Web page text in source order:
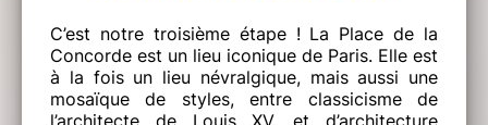
C’est notre troisième étape ! La Place de la
Concorde est un lieu iconique de Paris. Elle est
à la fois un lieu névralgique, mais aussi une
mosaïque de styles, entre classicisme de
l’architecte de Louis XV, et d’architecture